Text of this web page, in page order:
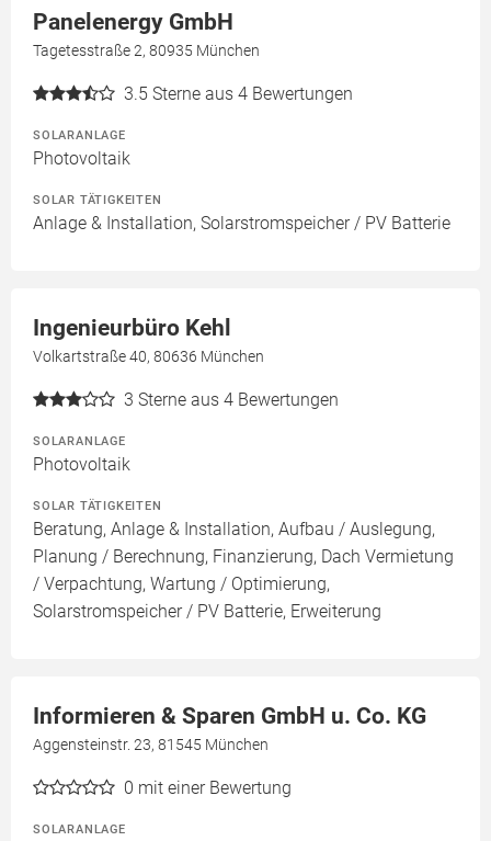
Panelenergy GmbH
Tagetesstraße 2, 80935 München
3.5 Sterne aus 4 Bewertungen
SOLARANLAGE
Photovoltaik
SOLAR TÄTIGKEITEN
Anlage & Installation, Solarstromspeicher / PV Batterie
Ingenieurbüro Kehl
Volkartstraße 40, 80636 München
3 Sterne aus 4 Bewertungen
SOLARANLAGE
Photovoltaik
SOLAR TÄTIGKEITEN
Beratung, Anlage & Installation, Aufbau / Auslegung,
Planung / Berechnung, Finanzierung, Dach Vermietung
/ Verpachtung, Wartung / Optimierung,
Solarstromspeicher / PV Batterie, Erweiterung
Informieren & Sparen GmbH u. Co. KG
Aggensteinstr. 23, 81545 München
0 mit einer Bewertung
SOLARANLAGE